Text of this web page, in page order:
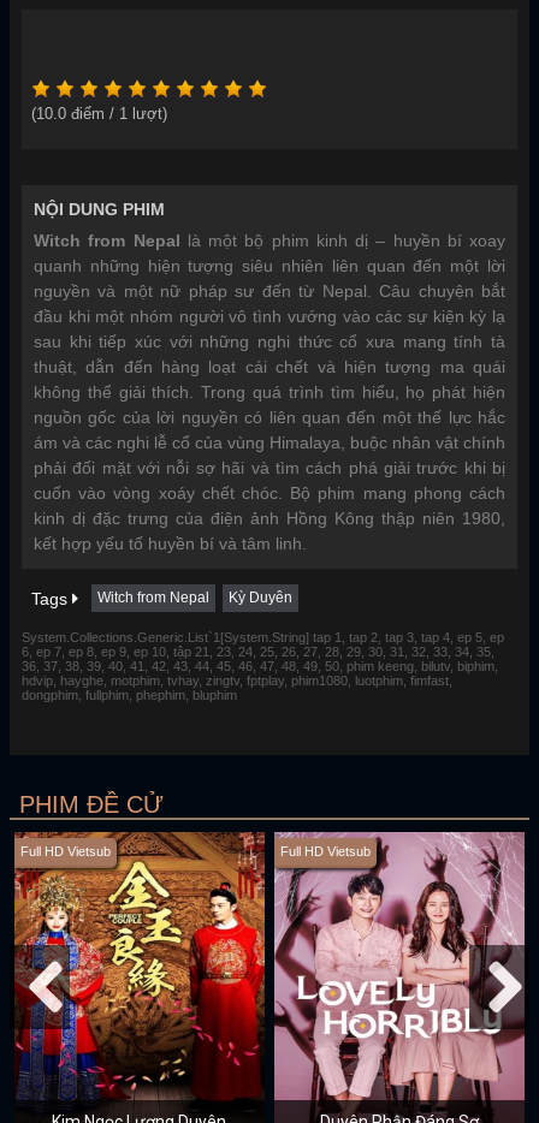
(10.0 điểm / 1 lượt)
NỘI DUNG PHIM
Witch from Nepal là một bộ phim kinh dị – huyền bí xoay
quanh những hiện tượng siêu nhiên liên quan đến một lời
nguyền và một nữ pháp sư đến từ Nepal. Câu chuyện bắt
đầu khi một nhóm người vô tình vướng vào các sự kiện kỳ lạ
sau khi tiếp xúc với những nghi thức cổ xưa mang tính tà
thuật, dẫn đến hàng loạt cái chết và hiện tượng ma quái
không thể giải thích. Trong quá trình tìm hiểu, họ phát hiện
nguồn gốc của lời nguyền có liên quan đến một thế lực hắc
ám và các nghi lễ cổ của vùng Himalaya, buộc nhân vật chính
phải đối mặt với nỗi sợ hãi và tìm cách phá giải trước khi bị
cuốn vào vòng xoáy chết chóc. Bộ phim mang phong cách
kinh dị đặc trưng của điện ảnh Hồng Kông thập niên 1980,
kết hợp yếu tố huyền bí và tâm linh.
Tags Witch from Nepal Kỳ Duyên
System.Collections.Generic.List`1[System.String] tap 1, tap 2, tap 3, tap 4, ep 5, ep
6, ep 7, ep 8, ep 9, ep 10, tập 21, 23, 24, 25, 26, 27, 28, 29, 30, 31, 32, 33, 34, 35,
36, 37, 38, 39, 40, 41, 42, 43, 44, 45, 46, 47, 48, 49, 50, phim keeng, bilutv, biphim,
hdvip, hayghe, motphim, tvhay, zingtv, fptplay, phim1080, luotphim, fimfast,
dongphim, fullphim, phephim, bluphim
PHIM ĐỀ CỬ
Full HD Vietsub Full HD Vietsub